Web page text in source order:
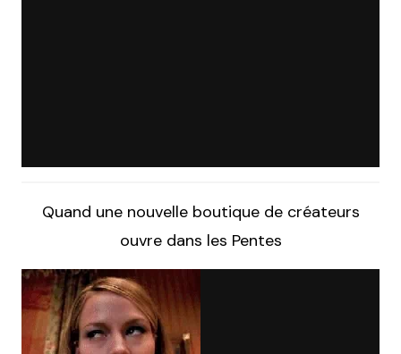
Quand une nouvelle boutique de créateurs
ouvre dans les Pentes